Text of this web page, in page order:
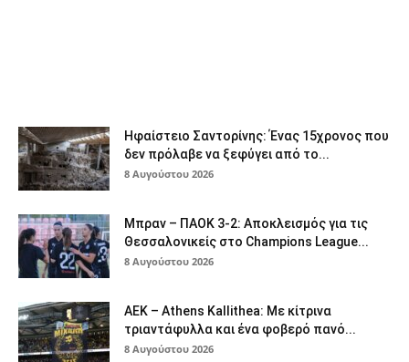
Ηφαίστειο Σαντορίνης: Ένας 15χρονος που
δεν πρόλαβε να ξεφύγει από το...
8 Αυγούστου 2026
Μπραν – ΠΑΟΚ 3-2: Αποκλεισμός για τις
Θεσσαλονικείς στο Champions League...
8 Αυγούστου 2026
ΑΕΚ – Athens Kallithea: Με κίτρινα
τριαντάφυλλα και ένα φοβερό πανό...
8 Αυγούστου 2026